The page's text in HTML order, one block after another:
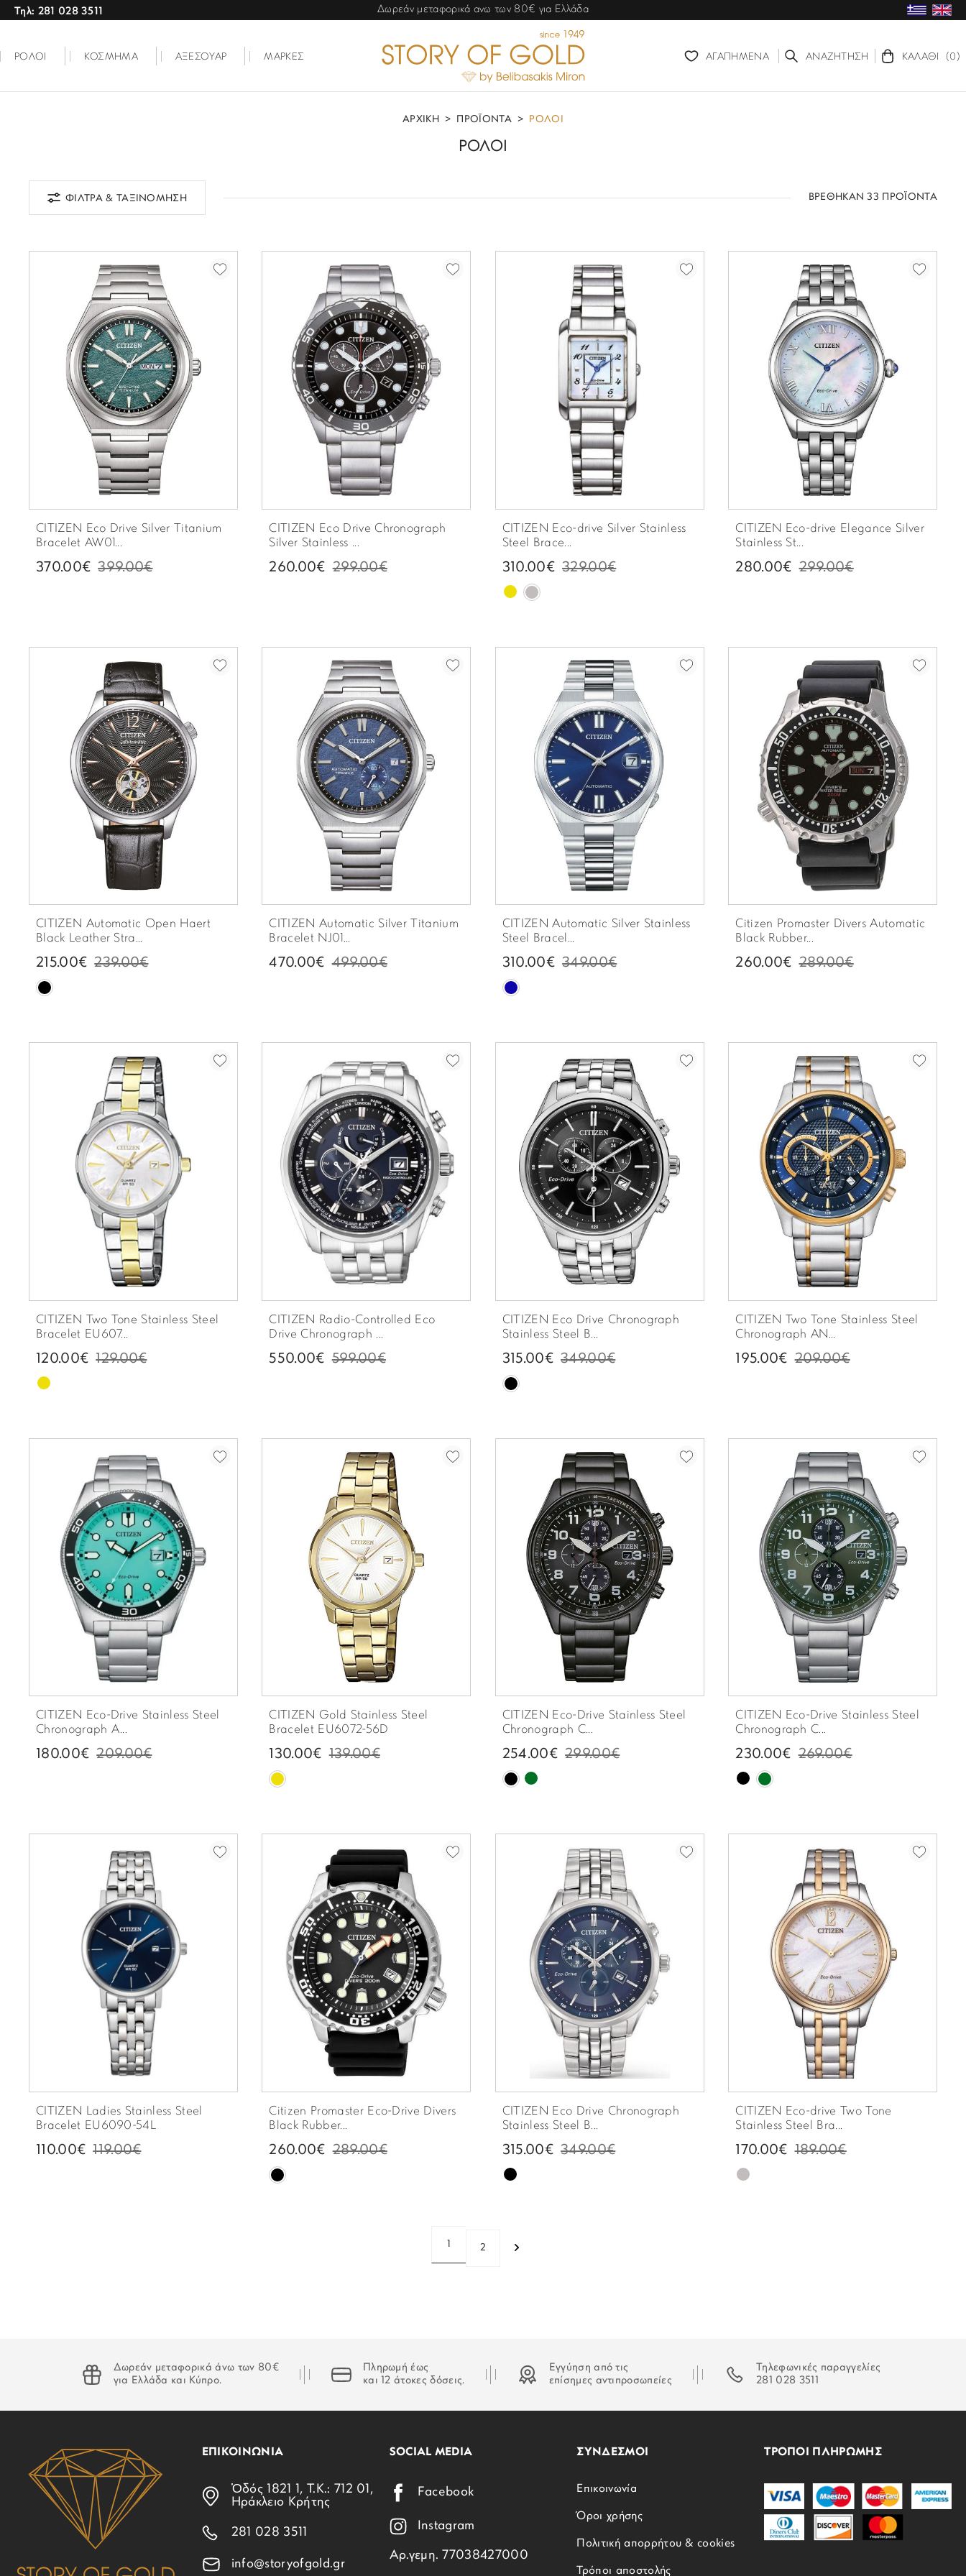
Τηλ: 281 028 3511 Δωρεάν μεταφορικά ανω των 80€ για Ελλάδα
ΡΟΛΟΙ ΚΟΣΜΗΜΑ ΑΞΕΣΟΥΑΡ ΜΑΡΚΕΣ ΑΓΑΠΗΜΕΝΑ ΑΝΑΖΗΤΗΣΗ ΚΑΛΑΘΙ (0)
ΑΡΧΙΚΗ > ΠΡΟΪΟΝΤΑ > ΡΟΛΟΙ
ΡΟΛΟΙ
ΦΙΛΤΡΑ & ΤΑΞΙΝΟΜΗΣΗ ΒΡΕΘΗΚΑΝ 33 ΠΡΟΪΟΝΤΑ
CITIZEN Eco Drive Silver Titanium
Bracelet AW01...
370.00€ 399.00€
CITIZEN Eco Drive Chronograph
Silver Stainless ...
260.00€ 299.00€
CITIZEN Eco-drive Silver Stainless
Steel Brace...
310.00€ 329.00€
CITIZEN Eco-drive Elegance Silver
Stainless St...
280.00€ 299.00€
CITIZEN Automatic Open Haert
Black Leather Stra...
215.00€ 239.00€
CITIZEN Automatic Silver Titanium
Bracelet NJ01...
470.00€ 499.00€
CITIZEN Automatic Silver Stainless
Steel Bracel...
310.00€ 349.00€
Citizen Promaster Divers Automatic
Black Rubber...
260.00€ 289.00€
CITIZEN Two Tone Stainless Steel
Bracelet EU607...
120.00€ 129.00€
CITIZEN Radio-Controlled Eco
Drive Chronograph ...
550.00€ 599.00€
CITIZEN Eco Drive Chronograph
Stainless Steel B...
315.00€ 349.00€
CITIZEN Two Tone Stainless Steel
Chronograph AN...
195.00€ 209.00€
CITIZEN Eco-Drive Stainless Steel
Chronograph A...
180.00€ 209.00€
CITIZEN Gold Stainless Steel
Bracelet EU6072-56D
130.00€ 139.00€
CITIZEN Eco-Drive Stainless Steel
Chronograph C...
254.00€ 299.00€
CITIZEN Eco-Drive Stainless Steel
Chronograph C...
230.00€ 269.00€
CITIZEN Ladies Stainless Steel
Bracelet EU6090-54L
110.00€ 119.00€
Citizen Promaster Eco-Drive Divers
Black Rubber...
260.00€ 289.00€
CITIZEN Eco Drive Chronograph
Stainless Steel B...
315.00€ 349.00€
CITIZEN Eco-drive Two Tone
Stainless Steel Bra...
170.00€ 189.00€
1 2
Δωρεάν μεταφορικά άνω των 80€
για Ελλάδα και Κύπρο.
Πληρωμή έως
και 12 άτοκες δόσεις.
Εγγύηση από τις
επίσημες αντιπροσωπείες
Τηλεφωνικές παραγγελίες
281 028 3511
ΕΠΙΚΟΙΝΩΝΙΑ
Ὁδός 1821 1, Τ.Κ.: 712 01,
Ηράκλειο Κρήτης
281 028 3511
info@storyofgold.gr
SOCIAL MEDIA
Facebook
Instagram
Αρ.γεμη. 77038427000
ΣΥΝΔΕΣΜΟΙ
Επικοινωνία
Όροι χρήσης
Πολιτική απορρήτου & cookies
Τρόποι αποστολής
ΤΡΟΠΟΙ ΠΛΗΡΩΜΗΣ